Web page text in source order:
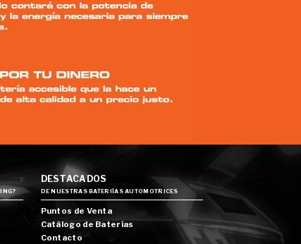
DESTACADOS
DE NUESTRAS BATERIÍAS AUTOMOTRICES
Puntos de Venta
Catálogo de Baterías
Contacto